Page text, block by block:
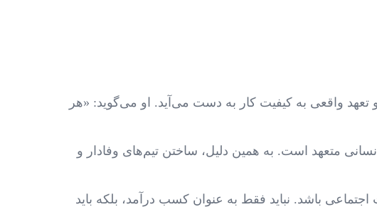
واقعی به کیفیت کار به دست می‌آید. او می‌گوید: «هر
متعهد است. به همین دلیل، ساختن تیم‌های وفادار و
باشد. نباید فقط به ‌عنوان کسب درآمد، بلکه باید